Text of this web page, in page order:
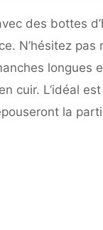
des bottes
N’hésitez
longues
cuir. L’idéal
la